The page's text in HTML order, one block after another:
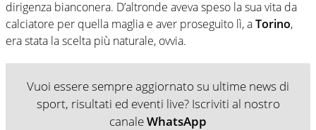
dirigenza bianconera. D’altronde aveva speso la sua vita da
calciatore per quella maglia e aver proseguito lì, aTorino,
era stata la scelta più naturale, ovvia.
Vuoi essere sempre aggiornato su ultime news di
sport, risultati ed eventi live? Iscriviti al nostro
canaleWhatsApp